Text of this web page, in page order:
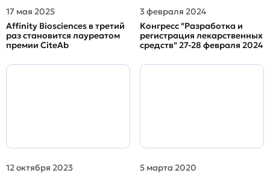
17 мая 2025
Affinity Biosciences в третий
раз становится лауреатом
премии CiteAb
3 февраля 2024
Конгресс "Разработка и
регистрация лекарственных
средств" 27-28 февраля 2024
12 октября 2023
5 марта 2020